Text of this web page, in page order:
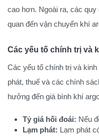
cao hơn. Ngoài ra, các
quan đến vận chuyển khí
Các yếu tố chính trị và
Các yếu tố chính trị và
phát, thuế và các chính
hưởng đến giá bình khí
Tỷ giá hối đoái: Nếu
Lạm phát: Lạm phát